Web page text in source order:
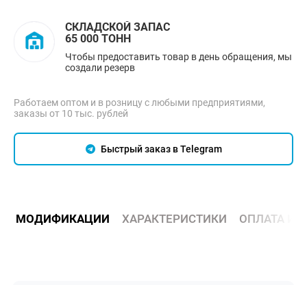
СКЛАДСКОЙ ЗАПАС
65 000 ТОНН
Чтобы предоставить товар в день обращения, мы
создали резерв
Работаем оптом и в розницу с любыми предприятиями,
заказы от 10 тыс. рублей
Быстрый заказ в Telegram
МОДИФИКАЦИИ ХАРАКТЕРИСТИКИ ОПЛАТА И